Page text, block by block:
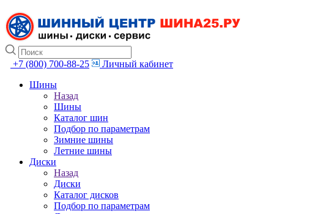
+7 (800) 700-88-25
Личный кабинет
Шины
Назад
Шины
Каталог шин
Подбор по параметрам
Зимние шины
Летние шины
Диски
Назад
Диски
Каталог дисков
Подбор по параметрам